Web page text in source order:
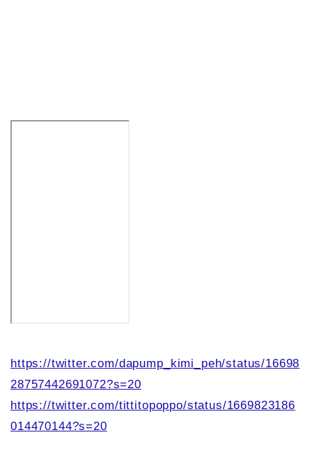
https://twitter.com/dapump_kimi_peh/status/16698
28757442691072?s=20
https://twitter.com/tittitopoppo/status/1669823186
014470144?s=20